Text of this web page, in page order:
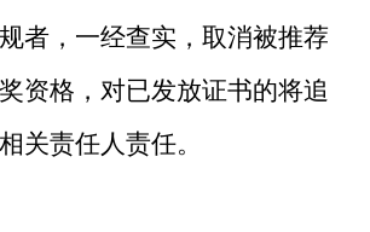
者，一经查实，取消被推荐
资格，对已发放证书的将追
关责任人责任。